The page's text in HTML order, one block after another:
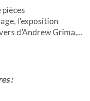
l’exposition
d’Andrew Grima,...
: